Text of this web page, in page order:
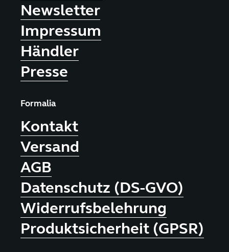
Newsletter
Impressum
Händler
Presse
Formalia
Kontakt
Versand
AGB
Datenschutz (DS-GVO)
Widerrufsbelehrung
Produktsicherheit (GPSR)